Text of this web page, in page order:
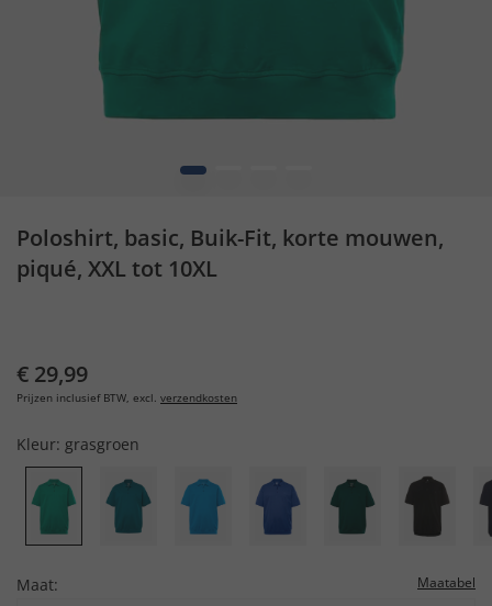
1
Poloshirt, basic, Buik-Fit, korte mouwen,
piqué, XXL tot 10XL
€ 29,99
Prijzen inclusief BTW, excl. verzendkosten
Kleur: grasgroen
Maat: Maatabel